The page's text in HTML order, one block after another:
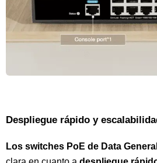
Despliegue rápido y
Los switches PoE de Data General